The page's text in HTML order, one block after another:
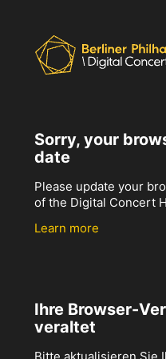
Sorry, your
date
Please update your
of the Digital Concert
Learn more
Ihre Browser-
veraltet